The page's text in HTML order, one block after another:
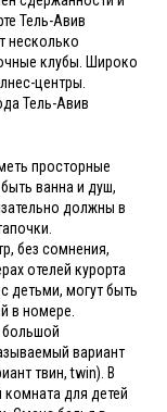
Тель-Авив
несколько
клубы. Широко
центры.
Тель-Авив
просторные
ванна и душ,
должны в
без сомнения,
отелей курорта
детьми, могут быть
в номере.
вариант
твин, twin). В
комната для детей